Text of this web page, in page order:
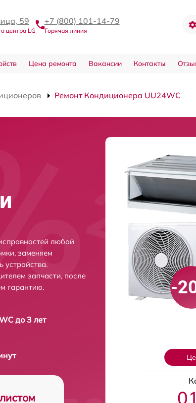
59
центра LG
+7 (800) 101-14-79
Горячая линия
Цена ремонта Вакансии Контакты
Ремонт Кондиционера UU24WC
любой
заменяем
устройства.
запчасти, после
гарантию.
до 3 лет
-